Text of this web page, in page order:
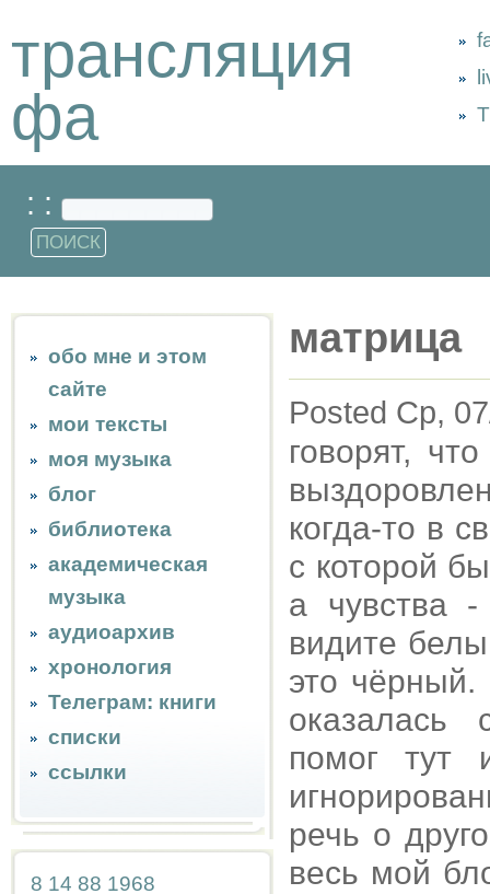
трансляция
фа
: :
обо мне и этом
сайте
мои тексты
моя музыка
блог
библиотека
академическая
музыка
аудиоархив
хронология
Телеграм: книги
списки
ссылки
8 14 88 1968
матрица
Posted Ср,
говорят,
когда-то в
с которой
а чувства
видите
это чёрный.
помог тут
речь о
весь мой